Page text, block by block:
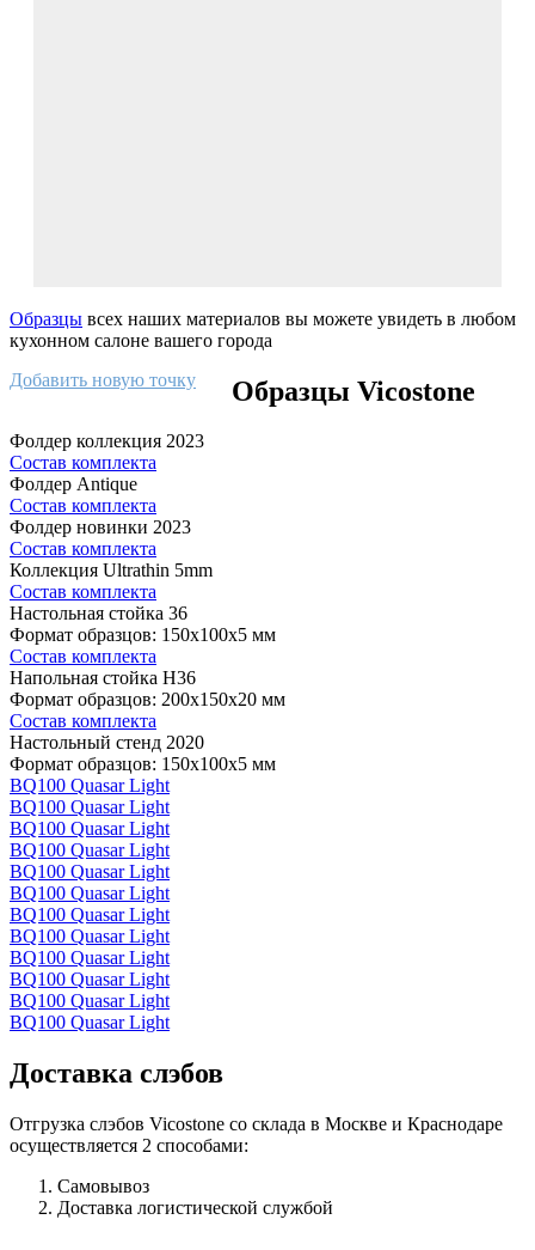
Образцы всех наших материалов вы можете увидеть в любом
кухонном салоне вашего города
Добавить новую точку
Образцы Vicostone
Фолдер коллекция 2023
Состав комплекта
Фолдер Antique
Состав комплекта
Фолдер новинки 2023
Состав комплекта
Коллекция Ultrathin 5mm
Состав комплекта
Настольная стойка 36
Формат образцов: 150x100x5 мм
Состав комплекта
Напольная стойка H36
Формат образцов: 200x150x20 мм
Состав комплекта
Настольный стенд 2020
Формат образцов: 150x100x5 мм
BQ100 Quasar Light
BQ100 Quasar Light
BQ100 Quasar Light
BQ100 Quasar Light
BQ100 Quasar Light
BQ100 Quasar Light
BQ100 Quasar Light
BQ100 Quasar Light
BQ100 Quasar Light
BQ100 Quasar Light
BQ100 Quasar Light
BQ100 Quasar Light
Доставка слэбов
Отгрузка слэбов Vicostone со склада в Москве и Краснодаре
осуществляется 2 способами:
Самовывоз
Доставка логистической службой